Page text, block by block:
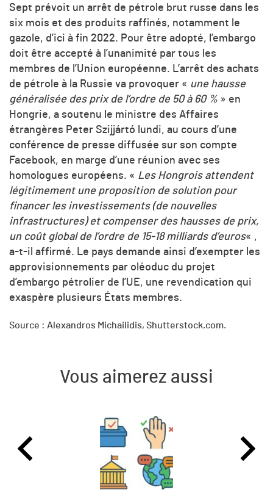
Sept prévoit un arrêt de pétrole brut russe dans les
six mois et des produits raffinés, notamment le
gazole, d’ici à fin 2022. Pour être adopté, l’embargo
doit être accepté à l’unanimité par tous les
membres de l’Union européenne. L’arrêt des achats
de pétrole à la Russie va provoquer « une hausse
généralisée des prix de l’ordre de 50 à 60 % » en
Hongrie, a soutenu le ministre des Affaires
étrangères Peter Szijjártó lundi, au cours d’une
conférence de presse diffusée sur son compte
Facebook, en marge d’une réunion avec ses
homologues européens. « Les Hongrois attendent
légitimement une proposition de solution pour
financer les investissements (de nouvelles
infrastructures) et compenser des hausses de prix,
un coût global de l’ordre de 15-18 milliards d’euros« ,
a-t-il affirmé. Le pays demande ainsi d’exempter les
approvisionnements par oléoduc du projet
d’embargo pétrolier de l’UE, une revendication qui
exaspère plusieurs États membres.
Source : Alexandros Michailidis, Shutterstock.com.
Vous aimerez aussi